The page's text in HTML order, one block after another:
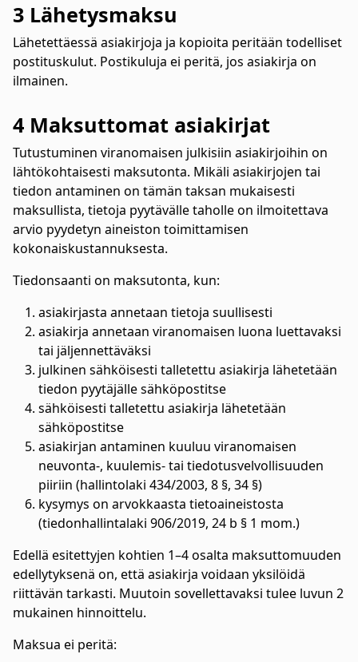
3 Lähetysmaksu
Lähetettäessä asiakirjoja ja kopioita peritään todelliset
postituskulut. Postikuluja ei peritä, jos asiakirja on
ilmainen.
4 Maksuttomat asiakirjat
Tutustuminen viranomaisen julkisiin asiakirjoihin on
lähtökohtaisesti maksutonta. Mikäli asiakirjojen tai
tiedon antaminen on tämän taksan mukaisesti
maksullista, tietoja pyytävälle taholle on ilmoitettava
arvio pyydetyn aineiston toimittamisen
kokonaiskustannuksesta.
Tiedonsaanti on maksutonta, kun:
asiakirjasta annetaan tietoja suullisesti
asiakirja annetaan viranomaisen luona luettavaksi
tai jäljennettäväksi
julkinen sähköisesti talletettu asiakirja lähetetään
tiedon pyytäjälle sähköpostitse
sähköisesti talletettu asiakirja lähetetään
sähköpostitse
asiakirjan antaminen kuuluu viranomaisen
neuvonta-, kuulemis- tai tiedotusvelvollisuuden
piiriin (hallintolaki 434/2003, 8 §, 34 §)
kysymys on arvokkaasta tietoaineistosta
(tiedonhallintalaki 906/2019, 24 b § 1 mom.)
Edellä esitettyjen kohtien 1–4 osalta maksuttomuuden
edellytyksenä on, että asiakirja voidaan yksilöidä
riittävän tarkasti. Muutoin sovellettavaksi tulee luvun 2
mukainen hinnoittelu.
Maksua ei peritä: